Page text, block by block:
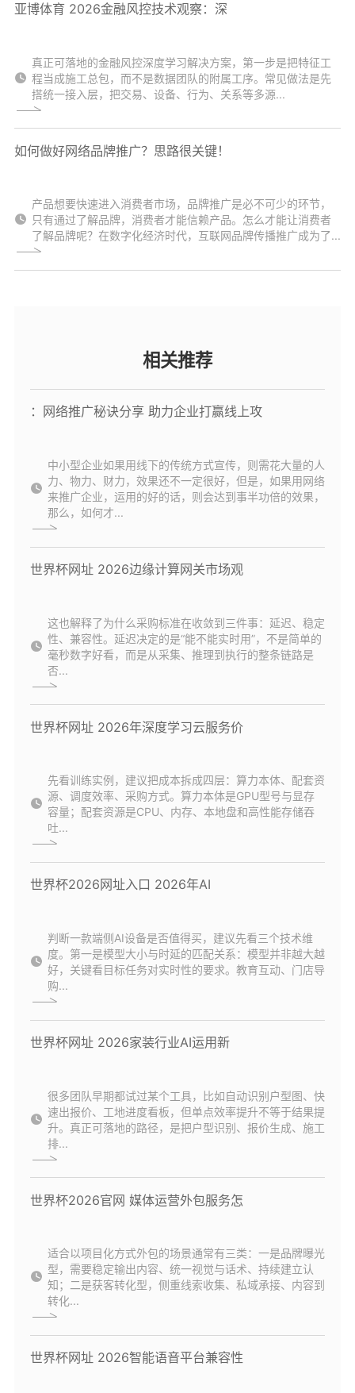
亚博体育 2026金融风控技术观察：深
真正可落地的金融风控深度学习解决方案，第一步是把特征工
程当成施工总包，而不是数据团队的附属工序。常见做法是先
搭统一接入层，把交易、设备、行为、关系等多源...
如何做好网络品牌推广？思路很关键！
产品想要快速进入消费者市场，品牌推广是必不可少的环节，
只有通过了解品牌，消费者才能信赖产品。怎么才能让消费者
了解品牌呢？在数字化经济时代，互联网品牌传播推广成为了...
相关推荐
：网络推广秘诀分享 助力企业打赢线上攻
中小型企业如果用线下的传统方式宣传，则需花大量的人
力、物力、财力，效果还不一定很好，但是，如果用网络
来推广企业，运用的好的话，则会达到事半功倍的效果，
那么，如何才...
世界杯网址 2026边缘计算网关市场观
这也解释了为什么采购标准在收敛到三件事：延迟、稳定
性、兼容性。延迟决定的是“能不能实时用”，不是简单的
毫秒数字好看，而是从采集、推理到执行的整条链路是
否...
世界杯网址 2026年深度学习云服务价
先看训练实例，建议把成本拆成四层：算力本体、配套资
源、调度效率、采购方式。算力本体是GPU型号与显存
容量；配套资源是CPU、内存、本地盘和高性能存储吞
吐...
世界杯2026网址入口 2026年AI
判断一款端侧AI设备是否值得买，建议先看三个技术维
度。第一是模型大小与时延的匹配关系：模型并非越大越
好，关键看目标任务对实时性的要求。教育互动、门店导
购...
世界杯网址 2026家装行业AI运用新
很多团队早期都试过某个工具，比如自动识别户型图、快
速出报价、工地进度看板，但单点效率提升不等于结果提
升。真正可落地的路径，是把户型识别、报价生成、施工
排...
世界杯2026官网 媒体运营外包服务怎
适合以项目化方式外包的场景通常有三类：一是品牌曝光
型，需要稳定输出内容、统一视觉与话术、持续建立认
知；二是获客转化型，侧重线索收集、私域承接、内容到
转化...
世界杯网址 2026智能语音平台兼容性